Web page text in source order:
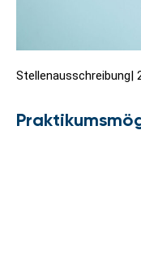
Stellenausschreibung|